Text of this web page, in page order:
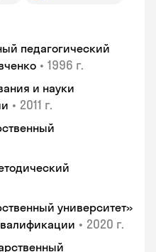
педагогический
• 1996 г.
и науки
• 2011 г.
университет»
• 2020 г.